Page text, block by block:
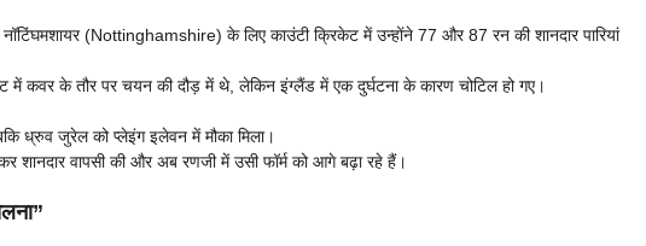
(Nottinghamshire) के लिए काउंटी क्रिकेट में उन्होंने 77 और 87 रन की शानदार पारियां
के तौर पर चयन की दौड़ में थे, लेकिन इंग्लैंड में एक दुर्घटना के कारण चोटिल हो गए।
ध्रुव जुरेल को प्लेइंग इलेवन में मौका मिला।
वापसी की और अब रणजी में उसी फॉर्म को आगे बढ़ा रहे हैं।